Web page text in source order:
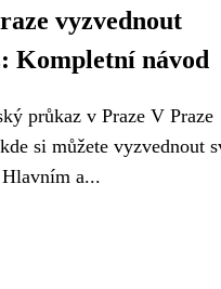
vyzvednout
Kompletní návod
průkaz v Praze V Praze
si můžete vyzvednout
a...